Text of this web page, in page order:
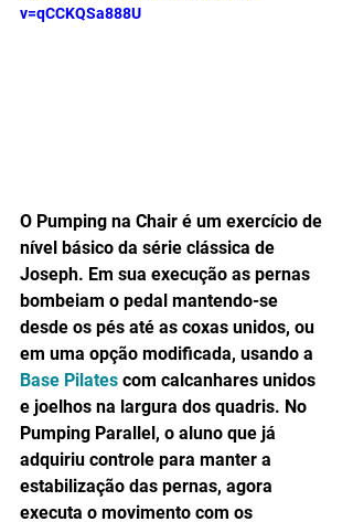
v=qCCKQSa888U
O Pumping na Chair é um exercício de
nível básico da série clássica de
Joseph. Em sua execução as pernas
bombeiam o pedal mantendo-se
desde os pés até as coxas unidos, ou
em uma opção modificada, usando a
Base Pilates com calcanhares unidos
e joelhos na largura dos quadris. No
Pumping Parallel, o aluno que já
adquiriu controle para manter a
estabilização das pernas, agora
executa o movimento com os